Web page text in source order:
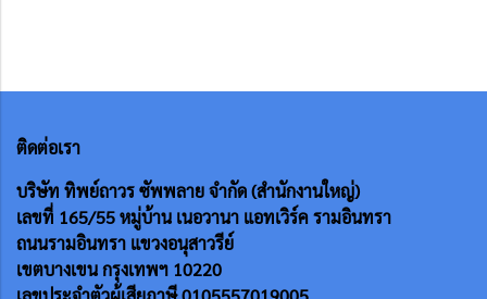
ติดต่อเรา
บริษัท ทิพย์ถาวร ซัพพลาย จำกัด (สำนักงานใหญ่)
เลขที่ 165/55หมู่บ้าน เนอวานา แอทเวิร์ค รามอินทรา
ถนนรามอินทรา แขวงอนุสาวรีย์
เขตบางเขน กรุงเทพฯ 10220